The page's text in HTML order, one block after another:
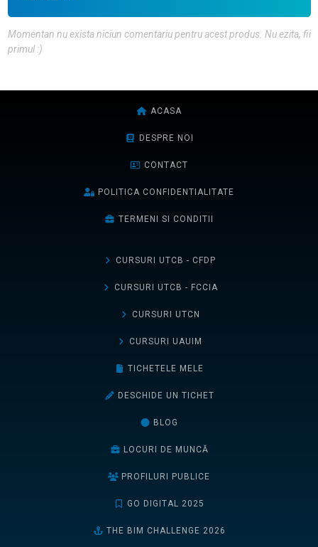
Momentan nu exista niciun comentariu pentru acest produs. Nu ezita, fii
primul :)
ACASA
DESPRE NOI
CONTACT
POLITICA CONFIDENTIALITATE
TERMENI SI CONDITII
CURSURI UTCB - CFDP
CURSURI UTCB - FCCIA
CURSURI UTCN
CURSURI UAUIM
TICHETELE MELE
DESCHIDE UN TICHET
BLOG
LOCURI DE MUNCĂ
PROFILURI PUBLICE
GO DIGITAL 2025
THE BIM CHALLENGE 2026